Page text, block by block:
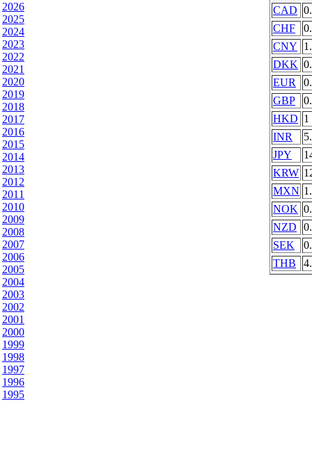
2026
2025
2024
2023
2022
2021
2020
2019
2018
2017
2016
2015
2014
2013
2012
2011
2010
2009
2008
2007
2006
2005
2004
2003
2002
2001
2000
1999
1998
1997
1996
1995
CAD
CHF
CNY
DKK
EUR
GBP
HKD 1
INR
JPY
KRW
MXN
NOK
NZD
SEK
THB